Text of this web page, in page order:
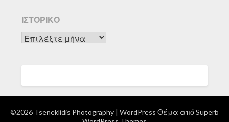
ΙΣΤΟΡΙΚΌ
Ιστορικό
©2026 Tseneklidis Photography | WordPress Θέμα από Superb